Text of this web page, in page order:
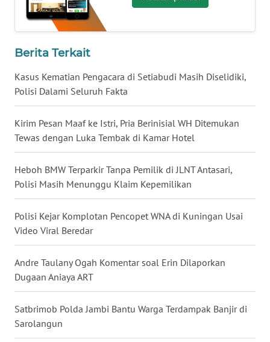
Berita Terkait
Kasus Kematian Pengacara di Setiabudi Masih Diselidiki,
Polisi Dalami Seluruh Fakta
Kirim Pesan Maaf ke Istri, Pria Berinisial WH Ditemukan
Tewas dengan Luka Tembak di Kamar Hotel
Heboh BMW Terparkir Tanpa Pemilik di JLNT Antasari,
Polisi Masih Menunggu Klaim Kepemilikan
Polisi Kejar Komplotan Pencopet WNA di Kuningan Usai
Video Viral Beredar
Andre Taulany Ogah Komentar soal Erin Dilaporkan
Dugaan Aniaya ART
Satbrimob Polda Jambi Bantu Warga Terdampak Banjir di
Sarolangun
WN
KALBAR
WN
WN
KALTARA
WN
KALSEL
WN
KALTIM
WN
WN
WN
SULUT